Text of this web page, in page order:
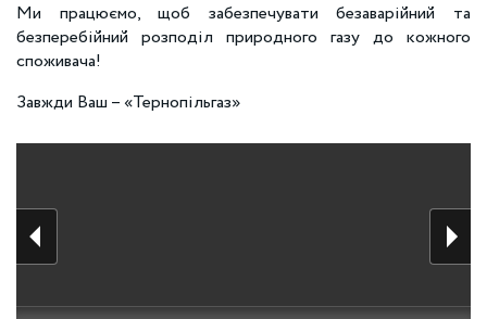
Ми працюємо, щоб забезпечувати безаварійний та
безперебійний розподіл природного газу до кожного
споживача!
Завжди Ваш – «Тернопільгаз»